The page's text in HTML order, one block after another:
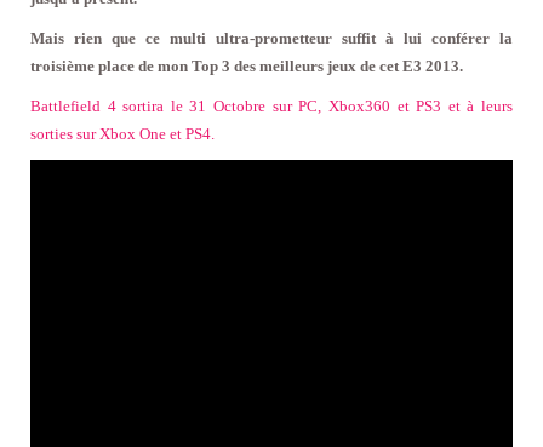
Mais rien que ce multi ultra-prometteur suffit à lui conférer la
troisième place de mon Top 3 des meilleurs jeux de cet E3 2013.
Battlefield 4 sortira le 31 Octobre sur PC, Xbox360 et PS3 et à leurs
sorties sur Xbox One et PS4.